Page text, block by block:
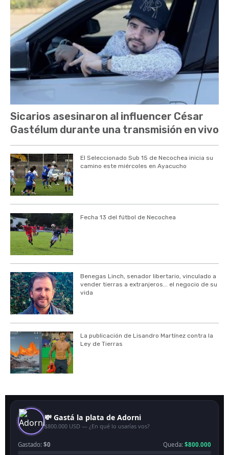
Sicarios asesinaron al influencer César
Gastélum durante una transmisión en vivo
El Seleccionado Sub 15 de Necochea inicia su
camino este miércoles en Ayacucho
Fecha 13 del fútbol de Necochea
Benegas Linch, senador libertario, vinculado a
vender tierras a extranjeros... el negocio de su
vida
La publicación de Lisandro Martínez contra la
Ley de Tierras